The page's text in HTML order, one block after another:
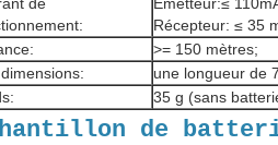
Récepteur: ≤ 35
>= 150 mètres;
une longueur de
35 g (sans
de